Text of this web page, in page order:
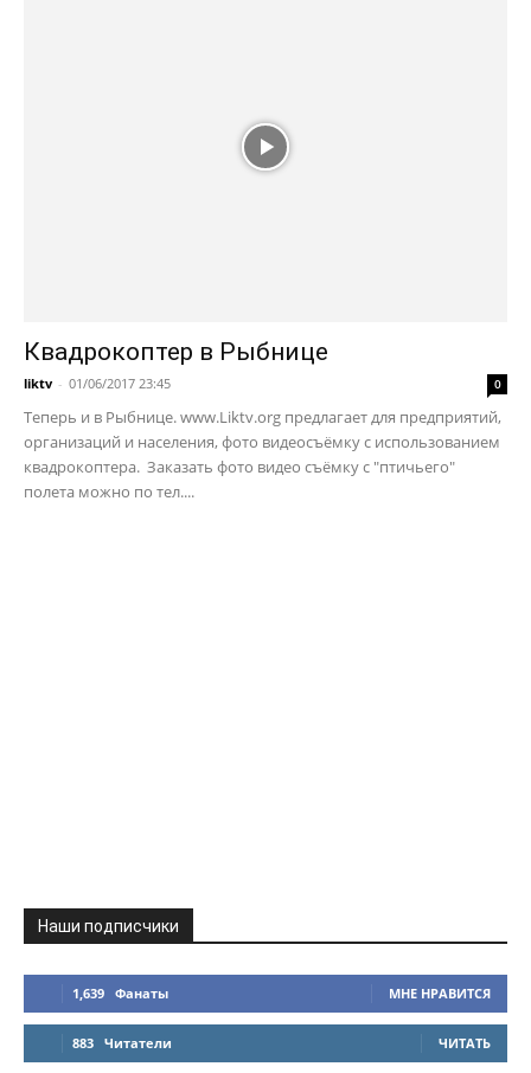
Квадрокоптер в Рыбнице
liktv - 01/06/2017 23:45 0
Теперь и в Рыбнице. www.Liktv.org предлагает для предприятий,
организаций и населения, фото видеосъёмку с использованием
квадрокоптера. Заказать фото видео съёмку с "птичьего"
полета можно по тел....
Наши подписчики
1,639 Фанаты МНЕ НРАВИТСЯ
883 Читатели ЧИТАТЬ